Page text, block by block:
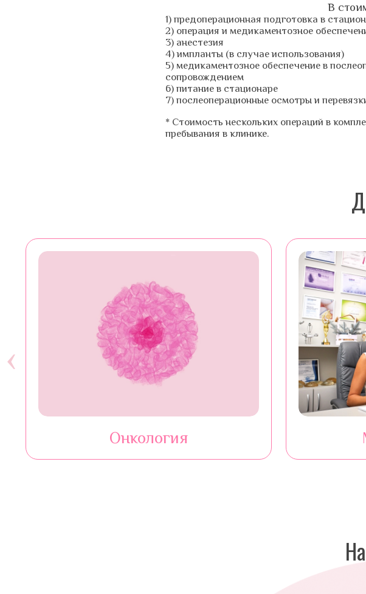
В
1) предоперационная подготовка в
2) операция и медикаментозное
3) анестезия
4) импланты (в случае использования)
5) медикаментозное обеспечение в
сопровождением
6) питание в стационаре
7) послеоперационные осмотры и
* Стоимость нескольких операций в
пребывания в клинике.
Онкология
‹